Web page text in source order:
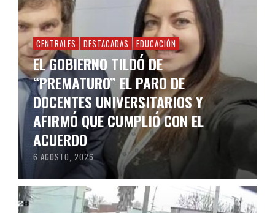
CENTRALES DESTACADAS EDUCACIÓN
EL GOBIERNO TILDÓ DE
“PREMATURO” EL PARO DE
DOCENTES UNIVERSITARIOS Y
AFIRMÓ QUE CUMPLIÓ CON EL
ACUERDO
6 AGOSTO, 2026